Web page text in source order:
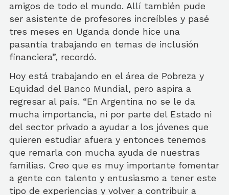
amigos de todo el mundo. Allí también pude
ser asistente de profesores increíbles y pasé
tres meses en Uganda donde hice una
pasantía trabajando en temas de inclusión
financiera”, recordó.
Hoy está trabajando en el área de Pobreza y
Equidad del Banco Mundial, pero aspira a
regresar al país. “En Argentina no se le da
mucha importancia, ni por parte del Estado ni
del sector privado a ayudar a los jóvenes que
quieren estudiar afuera y entonces tenemos
que remarla con mucha ayuda de nuestras
familias. Creo que es muy importante fomentar
a gente con talento y entusiasmo a tener este
tipo de experiencias y volver a contribuir a